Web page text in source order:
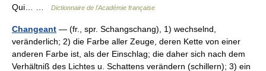
Qui… …
Dictionnaire de l'Académie française
Changeant — (fr., spr. Schangschang), 1) wechselnd,
veränderlich; 2) die Farbe aller Zeuge, deren Kette von einer
anderen Farbe ist, als der Einschlag; die daher sich nach dem
Verhältniß des Lichtes u. Schattens verändern (schillern); 3) ein